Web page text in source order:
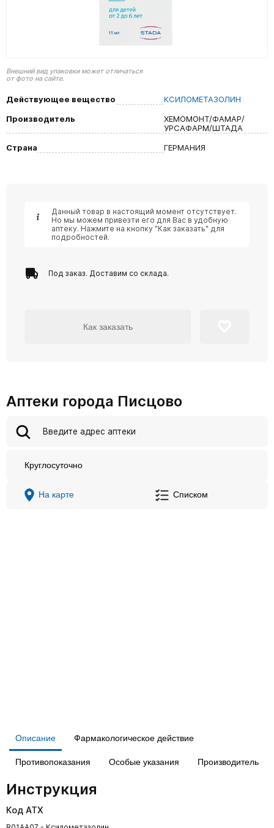
Внешний вид упаковки может отличаться
от фото на сайте.
Действующее вещество
КСИЛОМЕТАЗОЛИН
Производитель
ХЕМОМОНТ/ФАМАР/
УРСАФАРМ/ШТАДА
Страна
ГЕРМАНИЯ
Данный товар в настоящий момент отсутствует.
Но мы можем привезти его для Вас в удобную
аптеку. Нажмите на кнопку "Как заказать" для
подробностей.
Под заказ. Доставим со склада.
Как заказать
Аптеки города Писцово
Круглосуточно
На карте Списком
Описание Фармакологическое действие
Противопоказания Особые указания Производитель
Инструкция
Код АТХ